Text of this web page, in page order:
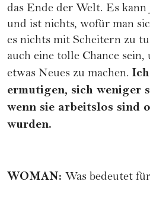
das Ende der Welt. Es
und ist nichts, wofür man
es nichts mit Scheitern zu
auch eine tolle Chance sein,
etwas Neues zu machen.
ermutigen, sich weniger
wenn sie arbeitslos sind
wurden.
WOMAN: Was bedeutet